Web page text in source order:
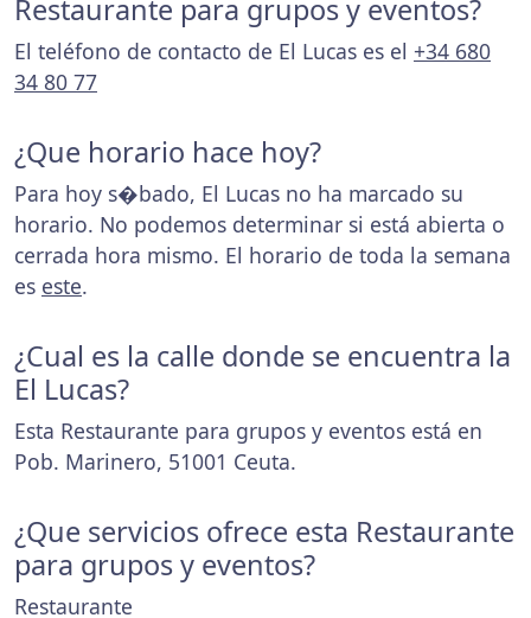
Restaurante para grupos y eventos?
El teléfono de contacto de El Lucas es el +34 680
34 80 77
¿Que horario hace hoy?
Para hoy s�bado, El Lucas no ha marcado su
horario. No podemos determinar si está abierta o
cerrada hora mismo. El horario de toda la semana
es este.
¿Cual es la calle donde se encuentra la
El Lucas?
Esta Restaurante para grupos y eventos está en
Pob. Marinero, 51001 Ceuta.
¿Que servicios ofrece esta Restaurante
para grupos y eventos?
Restaurante